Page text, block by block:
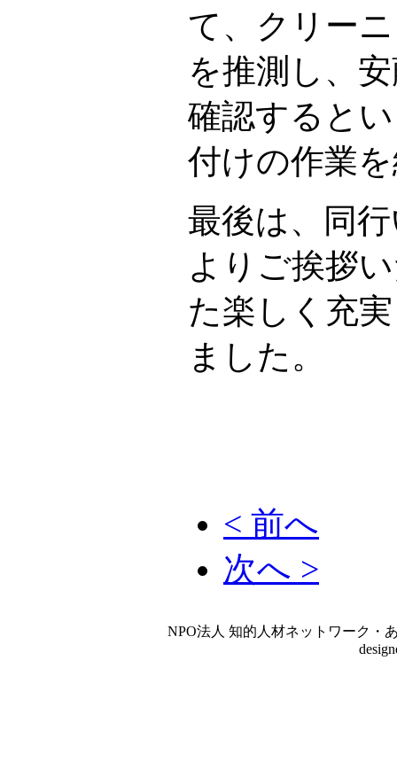
て、クリー
を推測し、
確認すると
付けの作業
最後は、同
よりご挨拶
た楽しく充
ました。
< 前へ
次へ >
NPO法人 知的人材ネットワーク・